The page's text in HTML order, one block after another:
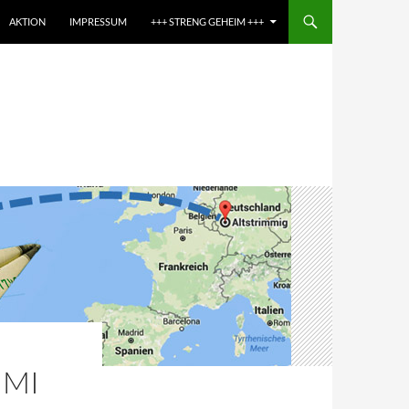
AKTION IMPRESSUM +++ STRENG GEHEIM +++